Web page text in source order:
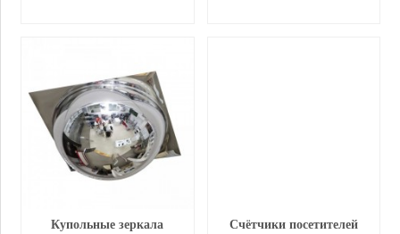
Купольные зеркала Счётчики посетителей